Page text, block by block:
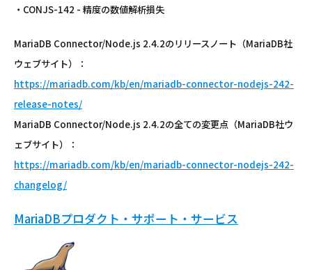
・CONJS-142 - 精度の数値解析損失
MariaDB Connector/Node.js 2.4.2のリリースノート（MariaDB社
ウェブサイト）：
https://mariadb.com/kb/en/mariadb-connector-nodejs-242-
release-notes/
MariaDB Connector/Node.js 2.4.2の全ての変更点（MariaDB社ウ
ェブサイト）：
https://mariadb.com/kb/en/mariadb-connector-nodejs-242-
changelog/
MariaDBプロダクト・サポート・サービス